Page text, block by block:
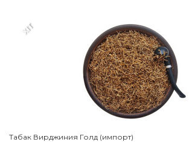
Табак Вирджиния Голд (импорт)
XIT